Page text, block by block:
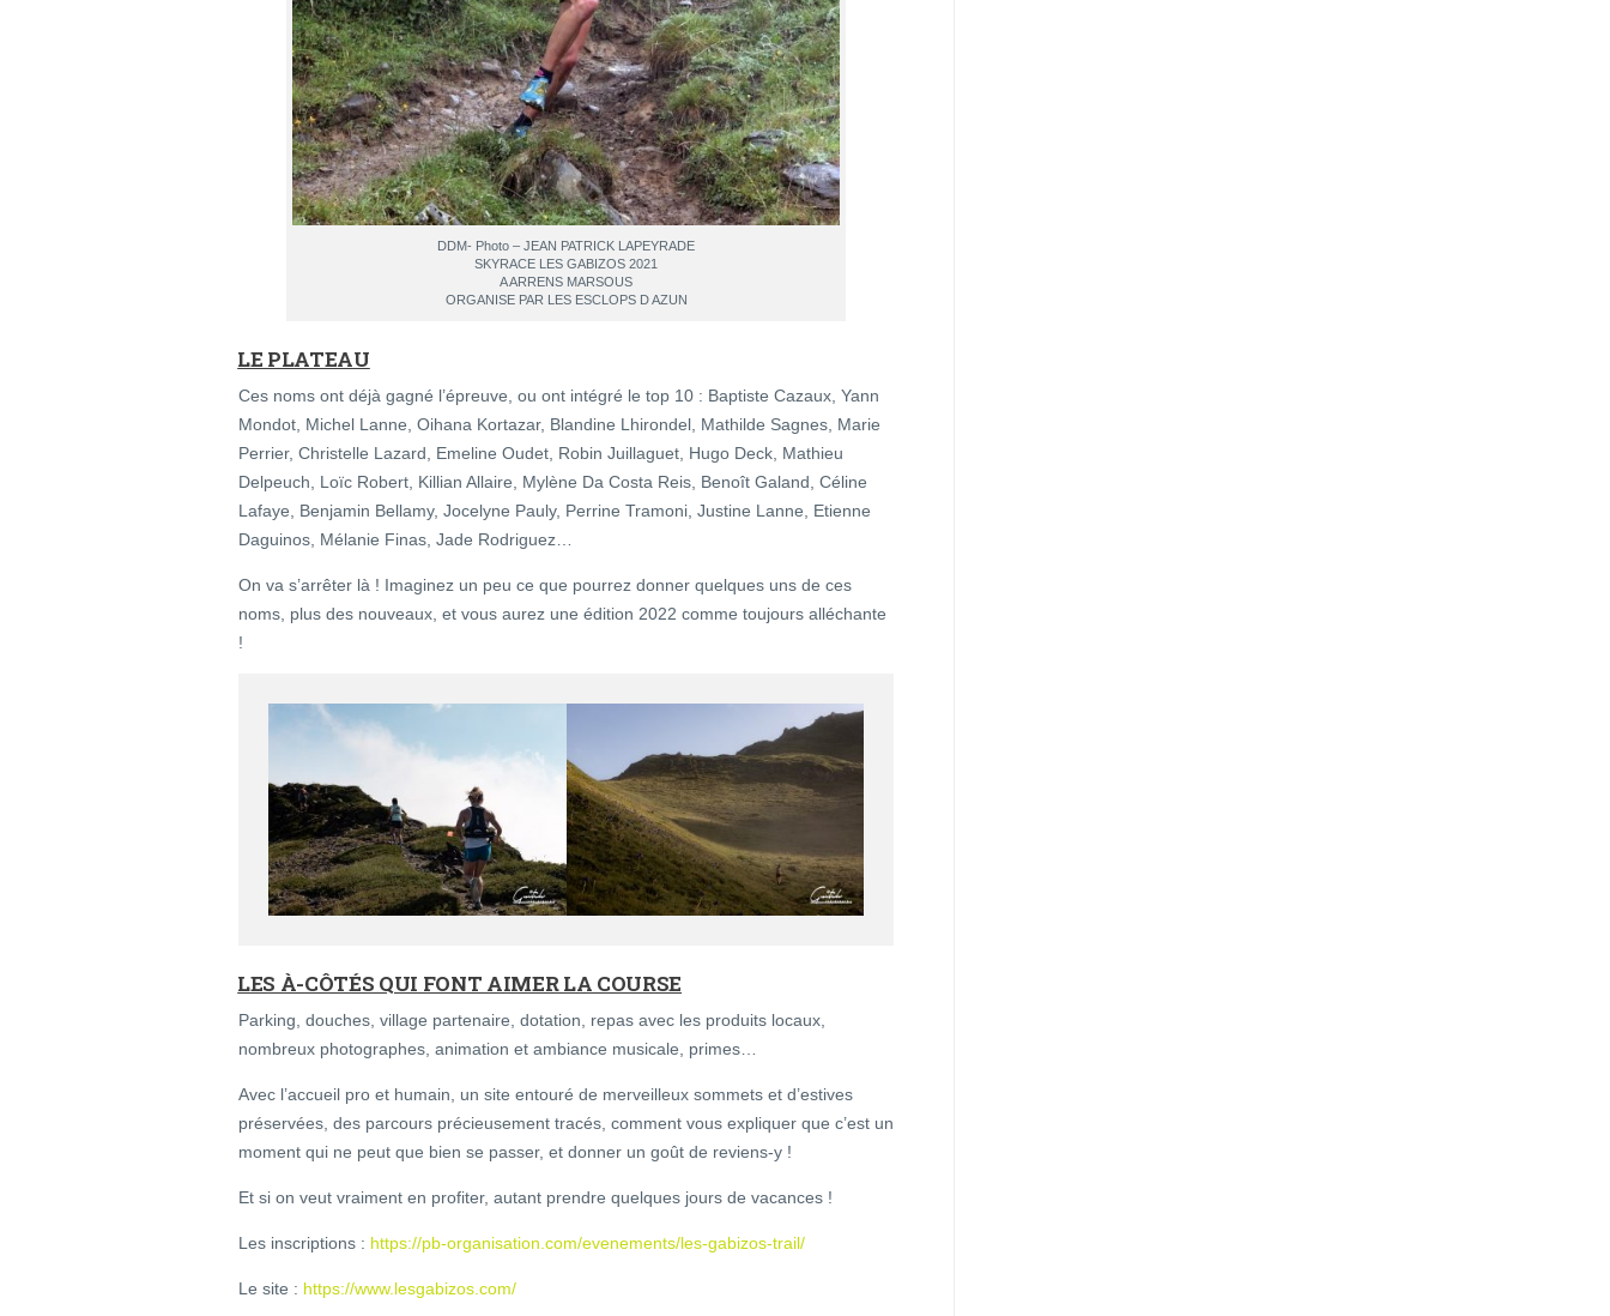
DDM- Photo – JEAN PATRICK LAPEYRADE
SKYRACE LES GABIZOS 2021
A ARRENS MARSOUS
ORGANISE PAR LES ESCLOPS D AZUN
LE PLATEAU
Ces noms ont déjà gagné l’épreuve, ou ont intégré le top 10 : Baptiste Cazaux, Yann
Mondot, Michel Lanne, Oihana Kortazar, Blandine Lhirondel, Mathilde Sagnes, Marie
Perrier, Christelle Lazard, Emeline Oudet, Robin Juillaguet, Hugo Deck, Mathieu
Delpeuch, Loïc Robert, Killian Allaire, Mylène Da Costa Reis, Benoît Galand, Céline
Lafaye, Benjamin Bellamy, Jocelyne Pauly, Perrine Tramoni, Justine Lanne, Etienne
Daguinos, Mélanie Finas, Jade Rodriguez…
On va s’arrêter là ! Imaginez un peu ce que pourrez donner quelques uns de ces
noms, plus des nouveaux, et vous aurez une édition 2022 comme toujours alléchante
!
LES À-CÔTÉS QUI FONT AIMER LA COURSE
Parking, douches, village partenaire, dotation, repas avec les produits locaux,
nombreux photographes, animation et ambiance musicale, primes…
Avec l’accueil pro et humain, un site entouré de merveilleux sommets et d’estives
préservées, des parcours précieusement tracés, comment vous expliquer que c’est un
moment qui ne peut que bien se passer, et donner un goût de reviens-y !
Et si on veut vraiment en profiter, autant prendre quelques jours de vacances !
Les inscriptions : https://pb-organisation.com/evenements/les-gabizos-trail/
Le site : https://www.lesgabizos.com/